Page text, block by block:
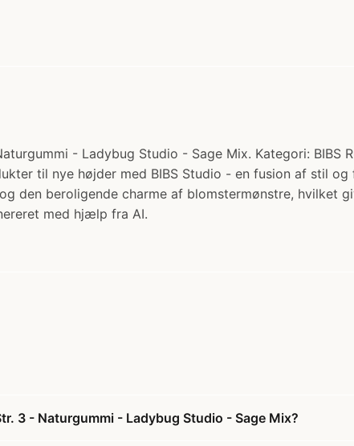
- Ladybug Studio - Sage Mix. Kategori:
til nye højder med BIBS Studio - en fusion af stil
den beroligende charme af blomstermønstre, hvilket
med hjælp fra AI.
3 - Naturgummi - Ladybug Studio - Sage Mix?